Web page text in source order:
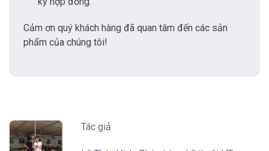
Cảm ơn quý khách hàng đã quan tâm đến các sản
phẩm của chúng tôi!
Tác giả